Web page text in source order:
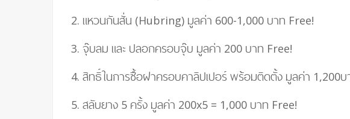
2. แหวนกันสั่น (Hubring) มูลค่า 600-1,000 บาท Free!
3. จุ๊บลม และ ปลอกครอบจุ๊บ มูลค่า 200 บาท Free!
4. สิทธิ์ในการซื้อฝาครอบคาลิปเปอร์ พร้อมติดตั้ง มูลค่า 1,200บ
5. สลับยาง 5 ครั้ง มูลค่า 200x5 = 1,000 บาท Free!